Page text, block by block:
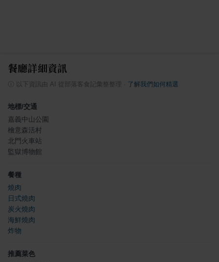
餐廳詳細資訊
以下資訊由 AI 從部落客食記彙整整理 了解我們如何精選
地標/交通
嘉義中山公園
檜意森活村
北門火車站
監獄博物館
餐種
燒肉
日式燒肉
炭火燒肉
海鮮燒肉
炸物
推薦菜色